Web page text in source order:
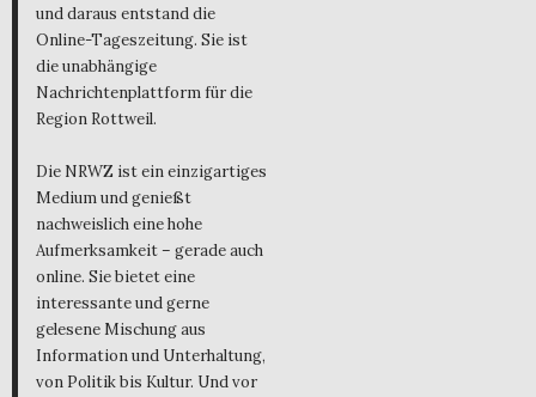
und daraus entstand die
Online-Tageszeitung. Sie ist
die unabhängige
Nachrichtenplattform für die
Region Rottweil.
Die NRWZ ist ein einzigartiges
Medium und genießt
nachweislich eine hohe
Aufmerksamkeit – gerade auch
online. Sie bietet eine
interessante und gerne
gelesene Mischung aus
Information und Unterhaltung,
von Politik bis Kultur. Und vor